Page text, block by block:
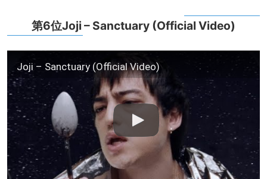
第6位Joji – Sanctuary (Official Video)
Joji – Sanctuary (Official Video)